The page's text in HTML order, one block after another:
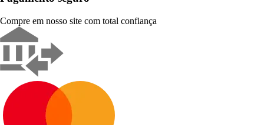
Compre em nosso site com total confiança